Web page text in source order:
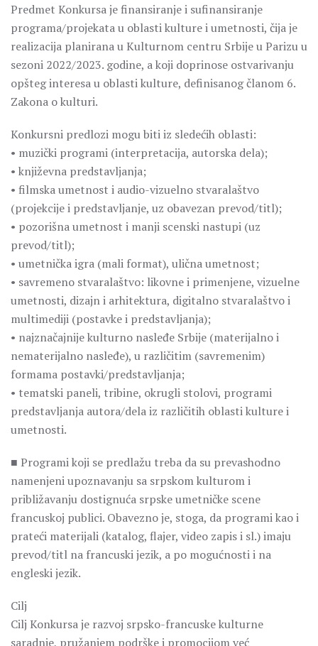
Predmet Konkursa je finansiranje i sufinansiranje
programa/projekata u oblasti kulture i umetnosti, čija je
realizacija planirana u Kulturnom centru Srbije u Parizu u
sezoni 2022/2023. godine, a koji doprinose ostvarivanju
opšteg interesa u oblasti kulture, definisanog članom 6.
Zakona o kulturi.
Konkursni predlozi mogu biti iz sledećih oblasti:
• muzički programi (interpretacija, autorska dela);
• književna predstavljanja;
• filmska umetnost i audio-vizuelno stvaralaštvo
(projekcije i predstavljanje, uz obavezan prevod/titl);
• pozorišna umetnost i manji scenski nastupi (uz
prevod/titl);
• umetnička igra (mali format), ulična umetnost;
• savremeno stvaralaštvo: likovne i primenjene, vizuelne
umetnosti, dizajn i arhitektura, digitalno stvaralaštvo i
multimediji (postavke i predstavljanja);
• najznačajnije kulturno nasleđe Srbije (materijalno i
nematerijalno nasleđe), u različitim (savremenim)
formama postavki/predstavljanja;
• tematski paneli, tribine, okrugli stolovi, programi
predstavljanja autora/dela iz različitih oblasti kulture i
umetnosti.
■ Programi koji se predlažu treba da su prevashodno
namenjeni upoznavanju sa srpskom kulturom i
približavanju dostignuća srpske umetničke scene
francuskoj publici. Obavezno je, stoga, da programi kao i
prateći materijali (katalog, flajer, video zapis i sl.) imaju
prevod/titl na francuski jezik, a po mogućnosti i na
engleski jezik.
Cilj
Cilj Konkursa je razvoj srpsko-francuske kulturne
saradnje, pružanjem podrške i promocijom već